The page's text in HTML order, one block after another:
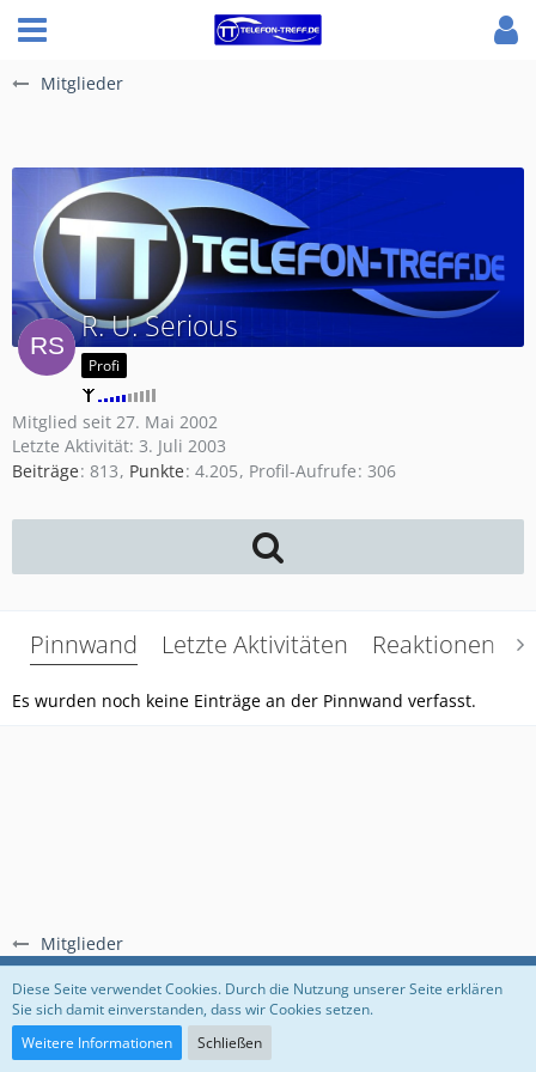
Mitglieder
Mitglieder
R. U. Serious
Profi
Mitglied seit 27. Mai 2002
Letzte Aktivität: 3. Juli 2003
Beiträge 813 Punkte 4.205 Profil-Aufrufe 306
Pinnwand Letzte Aktivitäten Reaktionen
Es wurden noch keine Einträge an der Pinnwand verfasst.
Regeln Datenschutzerklärung Impressum
Community-Software:
Diese Seite verwendet Cookies. Durch die Nutzung unserer Seite erklären
Sie sich damit einverstanden, dass wir Cookies setzen.
Weitere Informationen
Schließen